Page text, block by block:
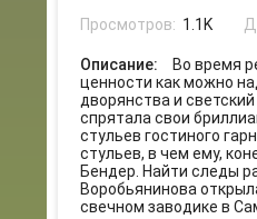
Просмотров: 1.1K
Описание:
Во время
ценности как можно
дворянства и
спрятала свои
стульев гостиного
стульев, в чем ему,
Бендер. Найти следы
Воробьянинова
свечном заводике в